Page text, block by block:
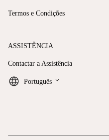
Termos e Condições
ASSISTÊNCIA
Contactar a Assistência
Português keyboard_arrow_down